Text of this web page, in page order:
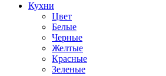
Кухни
Цвет
Белые
Черные
Желтые
Красные
Зеленые